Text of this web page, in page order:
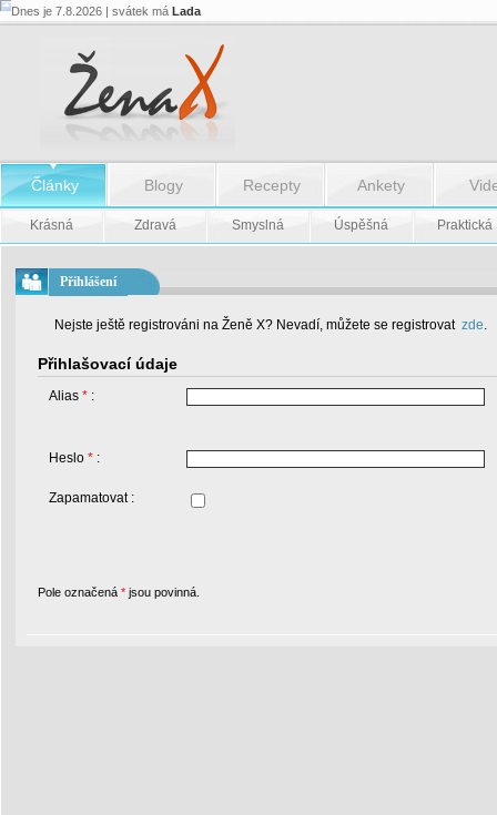
Dnes je 7.8.2026 | svátek má Lada
Články Blogy Recepty Ankety
Krásná Zdravá Smyslná Úspěšná Praktická
Přihlášení
Nejste ještě registrováni na Ženě X? Nevadí, můžete se registrovat zde.
Přihlašovací údaje
Alias * :
Heslo * :
Zapamatovat :
Pole označená * jsou povinná.